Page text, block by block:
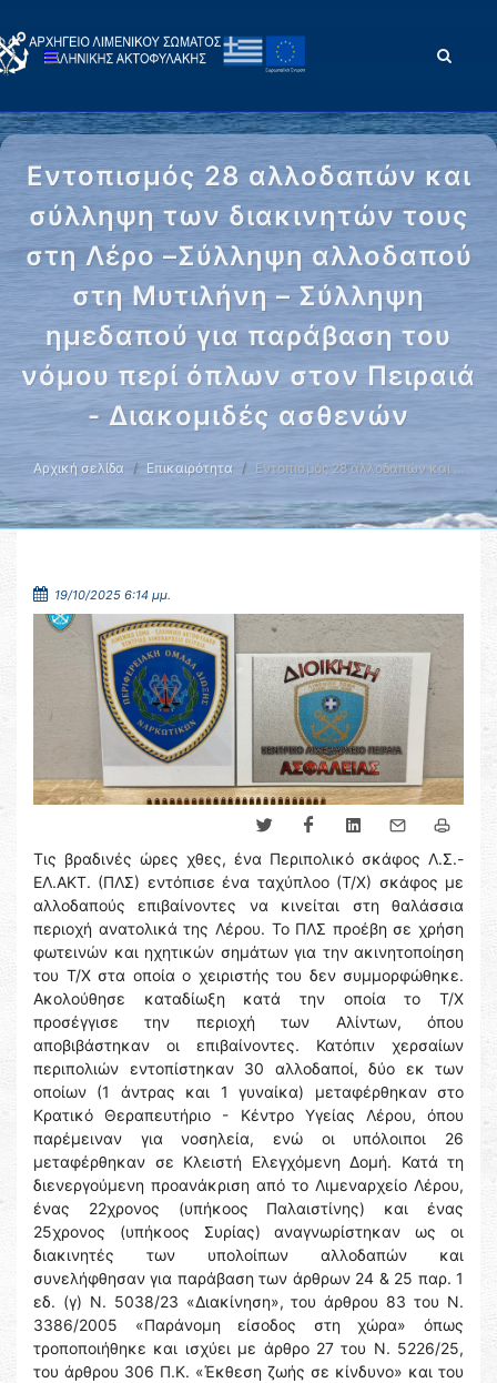
Εντοπισμός 28 αλλοδαπών και
σύλληψη των διακινητών τους
στη Λέρο –Σύλληψη αλλοδαπού
στη Μυτιλήνη – Σύλληψη
ημεδαπού για παράβαση του
νόμου περί όπλων στον Πειραιά
- Διακομιδές ασθενών
Αρχική σελίδα Επικαιρότητα Εντοπισμός 28 αλλοδαπών και …
19/10/2025 6:14 μμ.
Τις βραδινές ώρες χθες, ένα Περιπολικό σκάφος Λ.Σ.-
ΕΛ.ΑΚΤ. (ΠΛΣ) εντόπισε ένα ταχύπλοο (Τ/Χ) σκάφος με
αλλοδαπούς επιβαίνοντες να κινείται στη θαλάσσια
περιοχή ανατολικά της Λέρου. Το ΠΛΣ προέβη σε χρήση
φωτεινών και ηχητικών σημάτων για την ακινητοποίηση
του Τ/Χ στα οποία ο χειριστής του δεν συμμορφώθηκε.
Ακολούθησε καταδίωξη κατά την οποία το Τ/Χ
προσέγγισε την περιοχή των Αλίντων, όπου
αποβιβάστηκαν οι επιβαίνοντες. Κατόπιν χερσαίων
περιπολιών εντοπίστηκαν 30 αλλοδαποί, δύο εκ των
οποίων (1 άντρας και 1 γυναίκα) μεταφέρθηκαν στο
Κρατικό Θεραπευτήριο - Κέντρο Υγείας Λέρου, όπου
παρέμειναν για νοσηλεία, ενώ οι υπόλοιποι 26
μεταφέρθηκαν σε Κλειστή Ελεγχόμενη Δομή. Κατά τη
διενεργούμενη προανάκριση από το Λιμεναρχείο Λέρου,
ένας 22χρονος (υπήκοος Παλαιστίνης) και ένας
25χρονος (υπήκοος Συρίας) αναγνωρίστηκαν ως οι
διακινητές των υπολοίπων αλλοδαπών και
συνελήφθησαν για παράβαση των άρθρων 24 & 25 παρ. 1
εδ. (γ) Ν. 5038/23 «Διακίνηση», του άρθρου 83 του Ν.
3386/2005 «Παράνομη είσοδος στη χώρα» όπως
τροποποιήθηκε και ισχύει με άρθρο 27 του Ν. 5226/25,
του άρθρου 306 Π.Κ. «Έκθεση ζωής σε κίνδυνο» και του